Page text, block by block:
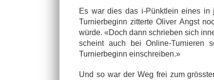
Es war dies das i-Pünktlein eines in
Turnierbeginn zitterte Oliver Angst
würde. «Doch dann schrieben sich
scheint auch bei Online-
Turnierbeginn einschreiben.»
Und so war der Weg frei zum